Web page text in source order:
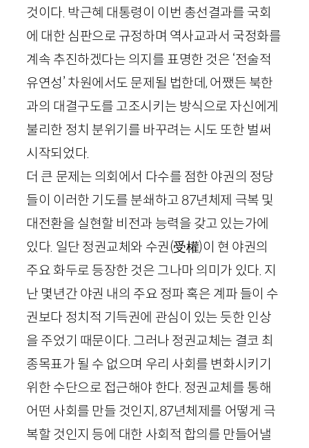
것이다. 박근혜 대통령이 이번 총선결과를 국회
에 대한 심판으로 규정하며 역사교과서 국정화를
계속 추진하겠다는 의지를 표명한 것은 ‘전술적
유연성’ 차원에서도 문제될 법한데, 어쨌든 북한
과의 대결구도를 고조시키는 방식으로 자신에게
불리한 정치 분위기를 바꾸려는 시도 또한 벌써
시작되었다.
더 큰 문제는 의회에서 다수를 점한 야권의 정당
들이 이러한 기도를 분쇄하고 87년체제 극복 및
대전환을 실현할 비전과 능력을 갖고 있는가에
있다. 일단 정권교체와 수권(受權)이 현 야권의
주요 화두로 등장한 것은 그나마 의미가 있다. 지
난 몇년간 야권 내의 주요 정파 혹은 계파 들이 수
권보다 정치적 기득권에 관심이 있는 듯한 인상
을 주었기 때문이다. 그러나 정권교체는 결코 최
종목표가 될 수 없으며 우리 사회를 변화시키기
위한 수단으로 접근해야 한다. 정권교체를 통해
어떤 사회를 만들 것인지,87년체제를 어떻게 극
복할 것인지 등에 대한 사회적 합의를 만들어낼